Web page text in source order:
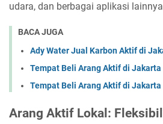
udara, dan berbagai aplikasi
BACA JUGA
Ady Water Jual Karbon Aktif di
Tempat Beli Arang Aktif di Jakarta
Tempat Beli Arang Aktif di Jakarta
Arang Aktif Lokal: